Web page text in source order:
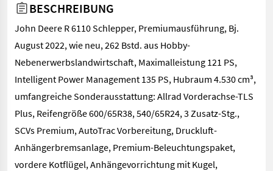
BESCHREIBUNG
John Deere R 6110 Schlepper, Premiumausführung, Bj.
August 2022, wie neu, 262 Bstd. aus Hobby-
Nebenerwerbslandwirtschaft, Maximalleistung 121 PS,
Intelligent Power Management 135 PS, Hubraum 4.530 cm³,
umfangreiche Sonderausstattung: Allrad Vorderachse-TLS
Plus, Reifengröße 600/65R38, 540/65R24, 3 Zusatz-Stg.,
SCVs Premium, AutoTrac Vorbereitung, Druckluft-
Anhängerbremsanlage, Premium-Beleuchtungspaket,
vordere Kotflügel, Anhängevorrichtung mit Kugel,